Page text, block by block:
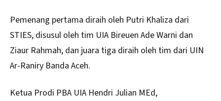
Pemenang pertama diraih oleh Putri Khaliza dari
STIES, disusul oleh tim UIA Bireuen Ade Warni dan
Ziaur Rahmah, dan juara tiga diraih oleh tim dari UIN
Ar-Raniry Banda Aceh.
Ketua Prodi PBA UIA Hendri Julian MEd,